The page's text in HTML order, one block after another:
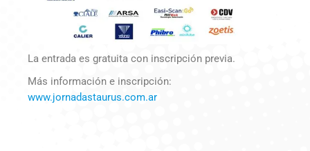
La entrada es gratuita con inscripción previa.
Más información e inscripción:
www.jornadastaurus.com.ar